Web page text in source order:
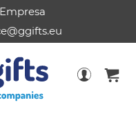
Empresa